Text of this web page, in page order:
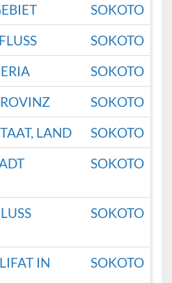
SOKOTO
SOKOTO
SOKOTO
SOKOTO
LAND
SOKOTO
SOKOTO
SOKOTO
IN
SOKOTO